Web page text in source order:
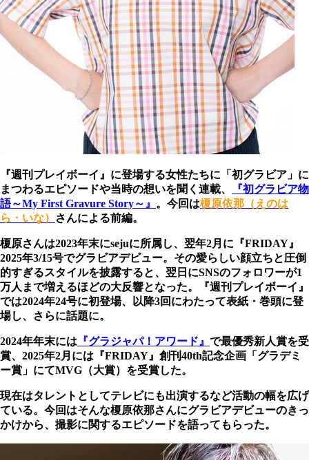
『週刊プレイボーイ』に登場する女性たちに「初グラビア」に
まつわるエピソードや当時の想いを聞く連載、
『初グラビア物
語～My First Gravure Story～』 。今回は榎原依那（えのは
ら・いな）
さんによる前編。
榎原さんは2023年末にsejuに所属し、翌年2月に『FRIDAY』
2025年3/15号でグラビアデビュー。その愛らしい顔立ちと圧倒
的すぎるスタイルを披露すると、翌日にSNSのフォロワーが1
万人まで増えるほどの大反響となった。『週刊プレイボーイ』
では2024年24号に初登場、以降3回にわたって表紙・巻頭に登
場し、さらに話題に。
2024年年末には 『グラジャパ！アワード』 で最優秀新人賞を受
賞、2025年2月には『FRIDAY』創刊40th記念企画「グラデミ
ー賞」にてMVG（大賞）を受賞した。
現在はタレントとしてテレビにも出演するなど活動の幅を広げ
ている。今回はそんな榎原依那さんにグラビアデビューのきっ
かけから、撮影に関するエピソードを語ってもらった。